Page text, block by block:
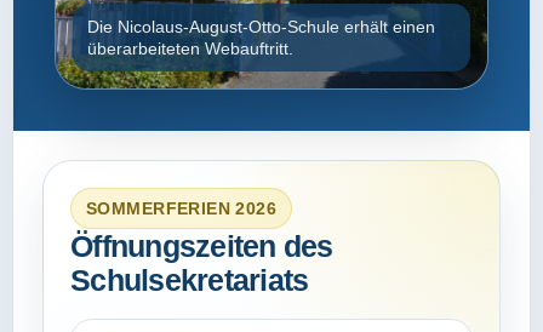
Die Nicolaus-August-Otto-Schule erhält einen
überarbeiteten Webauftritt.
SOMMERFERIEN 2026
Öffnungszeiten des
Schulsekretariats